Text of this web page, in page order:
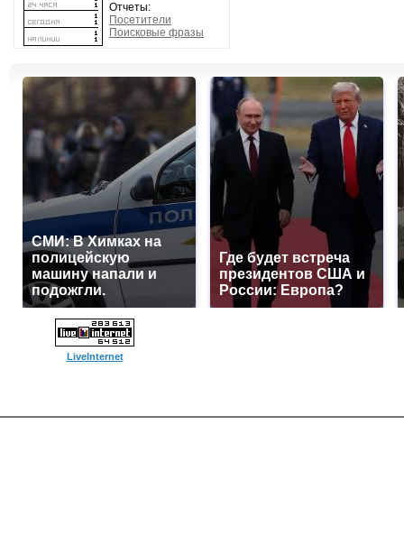
Отчеты:
Посетители
Поисковые фразы
СМИ: В Химках на
полицейскую
машину напали и
подожгли.
Где будет встреча
президентов США и
России: Европа?
LiveInternet